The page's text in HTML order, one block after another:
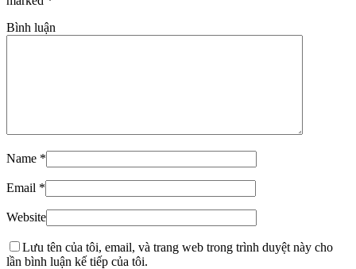
Bình luận
Name *
Email *
Website
Lưu tên của tôi, email, và trang web trong trình duyệt này cho
lần bình luận kế tiếp của tôi.